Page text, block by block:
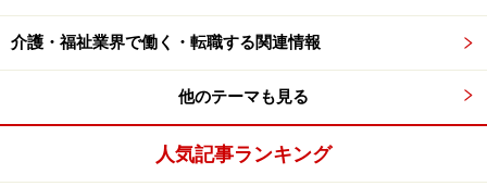
介護・福祉業界で働く・転職する関連情報
他のテーマも見る
人気記事ランキング